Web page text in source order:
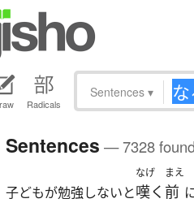
Radicals
Sentences ▾
Sentences — 7328 found
子どもが勉強しないと
なげ
嘆く
まえ
前